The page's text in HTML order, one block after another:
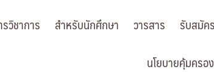
วิชาการ สำหรับนักศึกษา วารสาร รับสมัค
นโยบายคุ้มคร